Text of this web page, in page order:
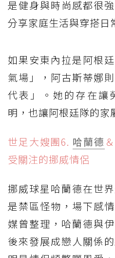
是健身與時尚感都很
分享家庭生活與穿搭日
如果安東內拉是阿根
氣場」，阿古斯蒂娜
代表」。她的存在讓
明，也讓阿根廷隊的家
世足大嫂團6. 哈蘭德
受關注的挪威情侶
挪威球星哈蘭德在世
是禁區怪物，場下感
媒曾整理，哈蘭德與
後來發展成戀人關係